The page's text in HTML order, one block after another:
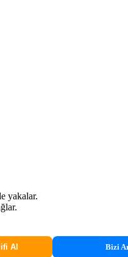
yakalar.
Al Bizi